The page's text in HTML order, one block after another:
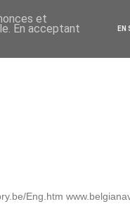
Eng.htm
et
En acceptant EN